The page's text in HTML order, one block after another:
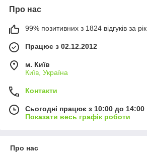
Про нас
99% позитивних з 1824 відгуків за рік
Працює з 02.12.2012
м. Київ
Київ, Україна
Контакти
Сьогодні працює з 10:00 до 14:00
Показати весь графік роботи
Про нас